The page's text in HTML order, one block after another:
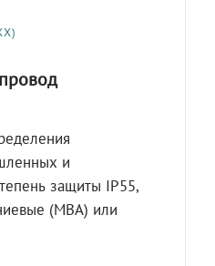
и
защиты IP55,
(МВА) или